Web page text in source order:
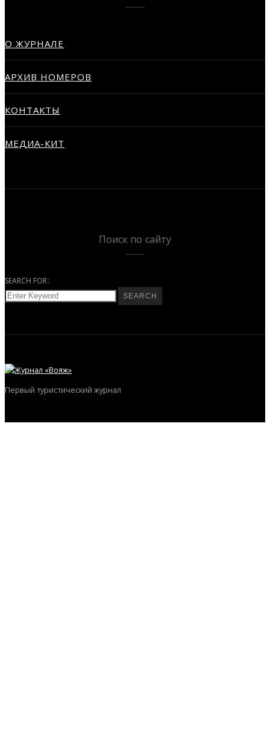
О ЖУРНАЛЕ
АРХИВ НОМЕРОВ
КОНТАКТЫ
МЕДИА-КИТ
Поиск по сайту
SEARCH FOR:
SEARCH
Первый туристический журнал